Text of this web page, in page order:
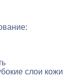
слои кожи